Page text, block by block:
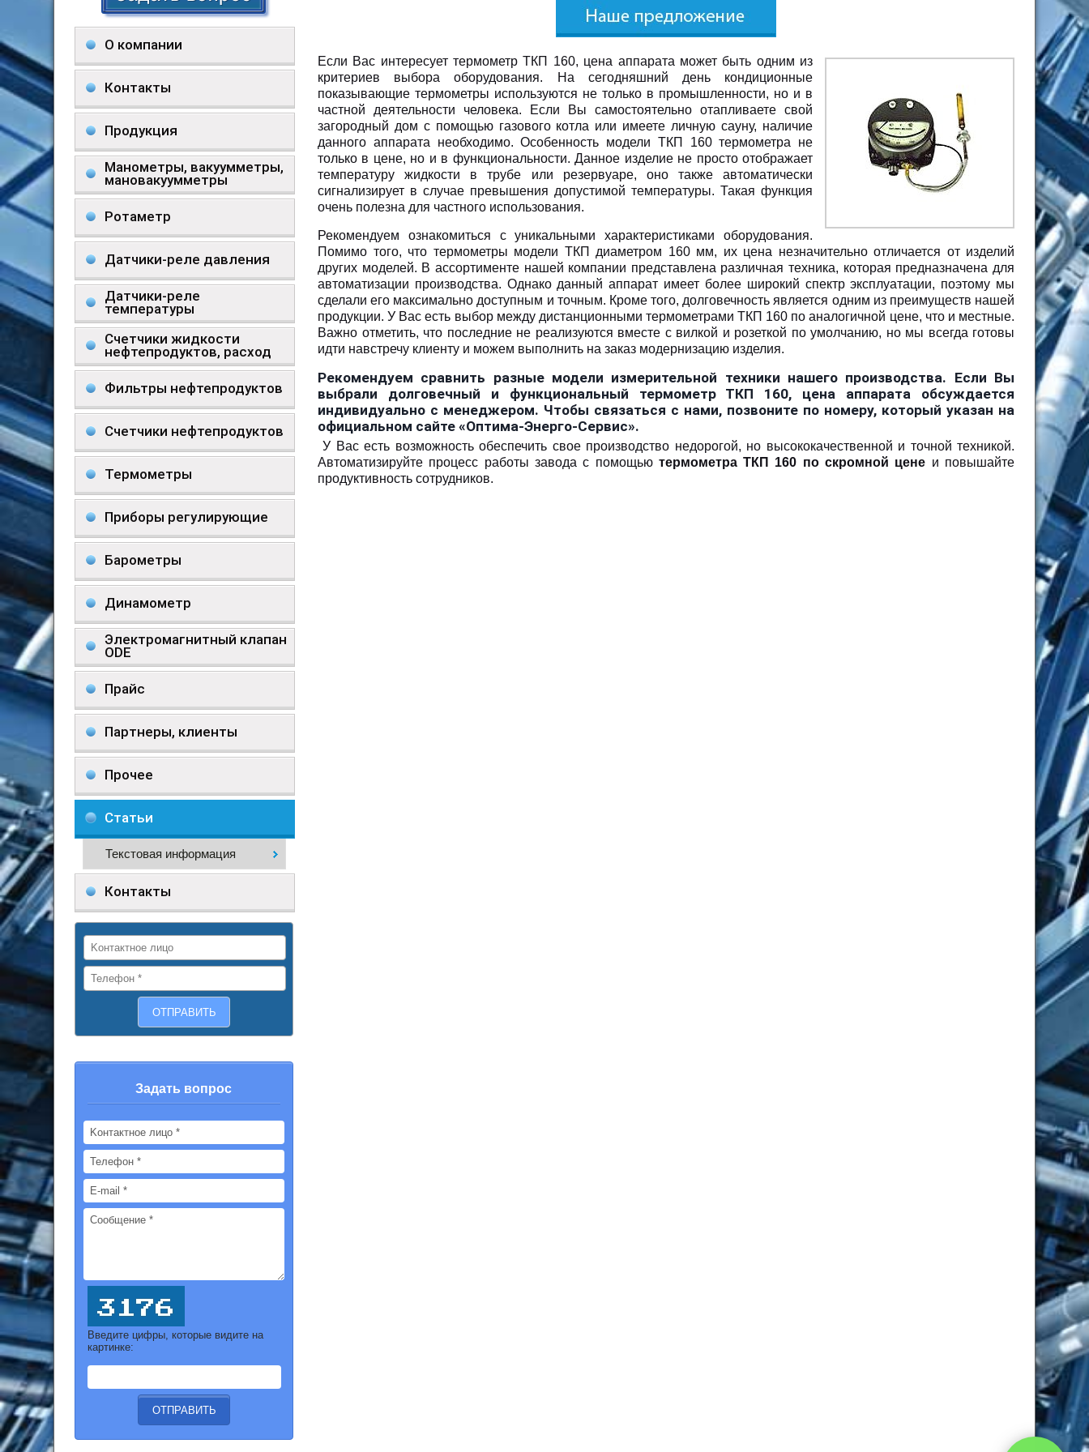
О компании
Контакты
Продукция
Манометры, вакуумметры,
мановакуумметры
Ротаметр
Датчики-реле давления
Датчики-реле
температуры
Счетчики жидкости
нефтепродуктов, расход
Фильтры нефтепродуктов
Счетчики нефтепродуктов
Термометры
Приборы регулирующие
Барометры
Динамометр
Электромагнитный клапан
ODE
Прайс
Партнеры, клиенты
Прочее
Статьи
Текстовая информация
Контакты
Задать вопрос
Введите цифры, которые видите на
картинке:
Если Вас интересует термометр ТКП 160, цена аппарата может быть одним из
критериев выбора оборудования. На сегодняшний день кондиционные
показывающие термометры используются не только в промышленности, но и в
частной деятельности человека. Если Вы самостоятельно отапливаете свой
загородный дом с помощью газового котла или имеете личную сауну, наличие
данного аппарата необходимо. Особенность модели ТКП 160 термометра не
только в цене, но и в функциональности. Данное изделие не просто отображает
температуру жидкости в трубе или резервуаре, оно также автоматически
сигнализирует в случае превышения допустимой температуры. Такая функция
очень полезна для частного использования.
Рекомендуем ознакомиться с уникальными характеристиками оборудования.
Помимо того, что термометры модели ТКП диаметром 160 мм, их цена незначительно отличается от изделий
других моделей. В ассортименте нашей компании представлена различная техника, которая предназначена для
автоматизации производства. Однако данный аппарат имеет более широкий спектр эксплуатации, поэтому мы
сделали его максимально доступным и точным. Кроме того, долговечность является одним из преимуществ нашей
продукции. У Вас есть выбор между дистанционными термометрами ТКП 160 по аналогичной цене, что и местные.
Важно отметить, что последние не реализуются вместе с вилкой и розеткой по умолчанию, но мы всегда готовы
идти навстречу клиенту и можем выполнить на заказ модернизацию изделия.
Рекомендуем сравнить разные модели измерительной техники нашего производства. Если Вы
выбрали долговечный и функциональный термометр ТКП 160, цена аппарата обсуждается
индивидуально с менеджером. Чтобы связаться с нами, позвоните по номеру, который указан на
официальном сайте «Оптима-Энерго-Сервис».
У Вас есть возможность обеспечить свое производство недорогой, но высококачественной и точной техникой.
Автоматизируйте процесс работы завода с помощью термометра ТКП 160 по скромной цене и повышайте
продуктивность сотрудников.